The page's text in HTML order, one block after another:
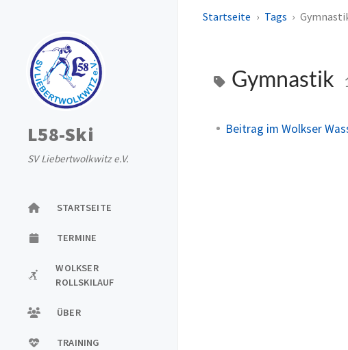
L58-Ski
SV Liebertwolkwitz e.V.
STARTSEITE
TERMINE
WOLKSER
ROLLSKILAUF
ÜBER
TRAINING
Startseite Tags
Gymnastik
Beitrag im Wolkser